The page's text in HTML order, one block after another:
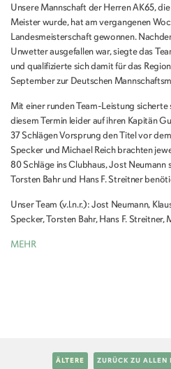
Unsere Mannschaft der Herren AK65, die
Meister wurde, hat am vergangenen
Landesmeisterschaft gewonnen.
Unwetter ausgefallen war, siegte das
und qualifizierte sich damit für das
September zur Deutschen
Mit einer runden Team-Leistung
diesem Termin leider auf ihren Kapitän
37 Schlägen Vorsprung den Titel vor
Specker und Michael Reich brachten
80 Schläge ins Clubhaus, Jost Neumann
Torsten Bahr und Hans F. Streitner
Unser Team (v.l.n.r.): Jost Neumann,
Specker, Torsten Bahr, Hans F. Streitner,
MEHR
ÄLTERE ZURÜCK ZU ALLEN